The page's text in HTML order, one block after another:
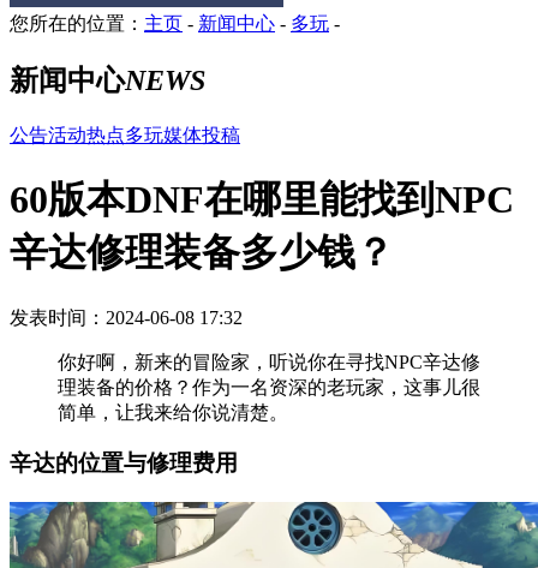
您所在的位置： 主页 新闻中心 多玩
新闻中心NEWS
公告活动热点多玩媒体投稿
60版本DNF在哪里能找到NPC
辛达修理装备多少钱？
发表时间：2024-06-08 17:32
你好啊，新来的冒险家，听说你在寻找NPC辛达修
理装备的价格？作为一名资深的老玩家，这事儿很
简单，让我来给你说清楚。
辛达的位置与修理费用